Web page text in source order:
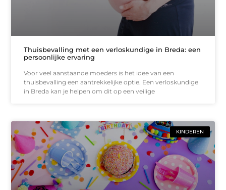
Thuisbevalling met een verloskundige in Breda: een
persoonlijke ervaring
Voor veel aanstaande moeders is het idee van een
thuisbevalling een aantrekkelijke optie. Een verloskundige
in Breda kan je helpen om dit op een veilige
KINDEREN